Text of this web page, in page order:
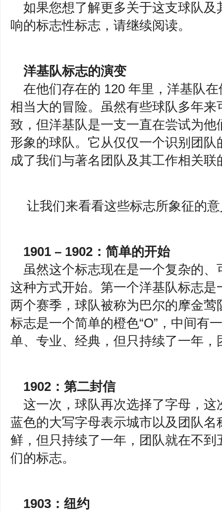
如果您想了解更多关于这支球队
响的标志性标志，请继续阅读。
洋基队标志的演变
在他们存在的 120 年里，洋基队
相当大的冒险。虽然有些球队多年
致，但洋基队是一支一直在尝试为
形象的球队。它从仅仅一个识别团
成了我们与著名团队及其工作相关联
让我们来看看这些标志所象征的
1901 – 1902：简单的开始
虽然这个标志现在是一个复杂的
这种方式开始。第一个洋基队标志
两个赛季，球队被称为巴尔的摩金
标志是一个简单的橙色“O”，中间有
单、专业、经典，但只持续了一年
1902：第二封信
这一次，球队再次选择了字母，
蓝色的大写字母表示城市以及团队
鲜，但只持续了一年，团队就在不
们的标志。
1903：纽约